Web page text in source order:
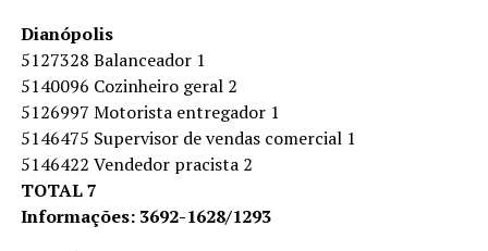
Dianópolis
5127328 Balanceador 1
5140096 Cozinheiro geral 2
5126997 Motorista entregador 1
5146475 Supervisor de vendas comercial 1
5146422 Vendedor pracista 2
TOTAL 7
Informações: 3692-1628/1293